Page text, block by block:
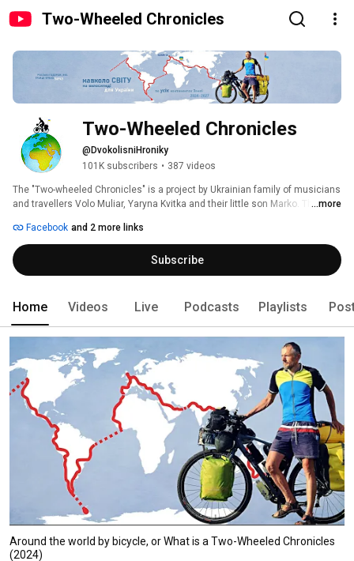
Two-Wheeled Chronicles
Two-Wheeled Chronicles
@DvokolisniHroniky
101K subscribers • 387 videos
The "Two-wheeled Chronicles" is a project by Ukrainian family of musicians
and travellers Volo Muliar, Yaryna Kvitka and their little son Marko. They
share their adventure with the world. The longest chapter of the project
documents their cycling journey from Ukraine to Australia.
...more
Facebook and 2 more links
Subscribe
Home Videos Live Podcasts Playlists
Around the world by bicycle, or What is a Two-Wheeled Chronicles
(2024)